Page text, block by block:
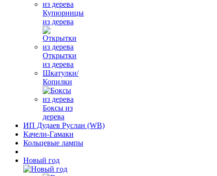
Купюрницы
из дерева
Открытки
из дерева
Шкатулки/
Копилки
Боксы из
дерева
ИП Дудаев Руслан (WB)
Качели-Гамаки
Кольцевые лампы
Новый год